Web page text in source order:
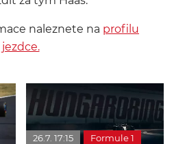
naleznete na profilu
jezdce.
26.7. 17:15 Formule 1